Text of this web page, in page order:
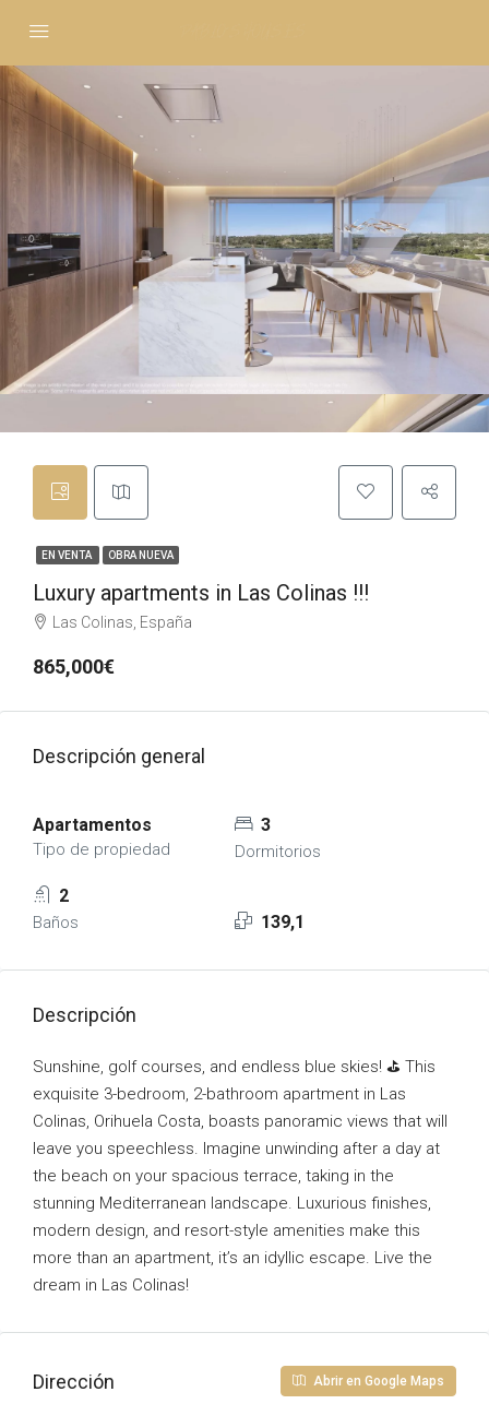
EN VENTA OBRA NUEVA
Luxury apartments in Las Colinas !!!
Las Colinas, España
865,000€
Descripción general
Apartamentos
Tipo de propiedad
3
Dormitorios
2
Baños 139,1
Descripción
Sunshine, golf courses, and endless blue skies! ⛳️ This
exquisite 3-bedroom, 2-bathroom apartment in Las
Colinas, Orihuela Costa, boasts panoramic views that will
leave you speechless. Imagine unwinding after a day at
the beach on your spacious terrace, taking in the
stunning Mediterranean landscape. Luxurious finishes,
modern design, and resort-style amenities make this
more than an apartment, it’s an idyllic escape. Live the
dream in Las Colinas!
Dirección Abrir en Google Maps